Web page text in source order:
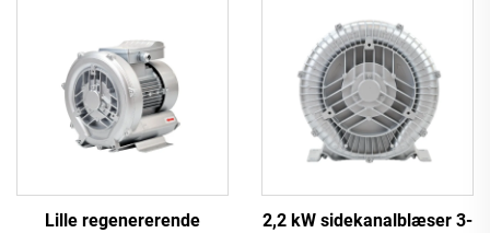
Lille regenererende
2,2 kW sidekanalblæser 3-